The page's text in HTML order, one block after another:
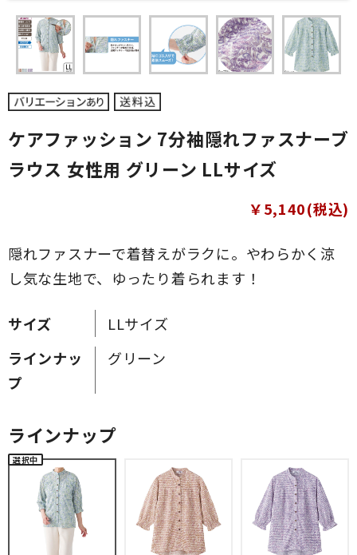
ケアファッション 7分袖隠れファスナーブ
ラウス 女性用 グリーン LLサイズ
隠れファスナーで着替えがラクに。やわらかく涼
し気な生地で、ゆったり着られます！
￥5,140(税込)
サイズ
LLサイズ
ラインナッ
プ
グリーン
ラインナップ